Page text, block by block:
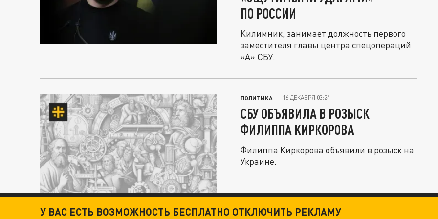
ПО РОССИИ
Килимник, занимает должность первого
заместителя главы центра спецопераций
«А» СБУ.
ПОЛИТИКА 16 ДЕКАБРЯ 03:24
СБУ ОБЪЯВИЛА В РОЗЫСК
ФИЛИППА КИРКОРОВА
Филиппа Киркорова объявили в розыск на
Украине.
У ВАС ЕСТЬ ВОЗМОЖНОСТЬ БЕСПЛАТНО ОТКЛЮЧИТЬ РЕКЛАМУ